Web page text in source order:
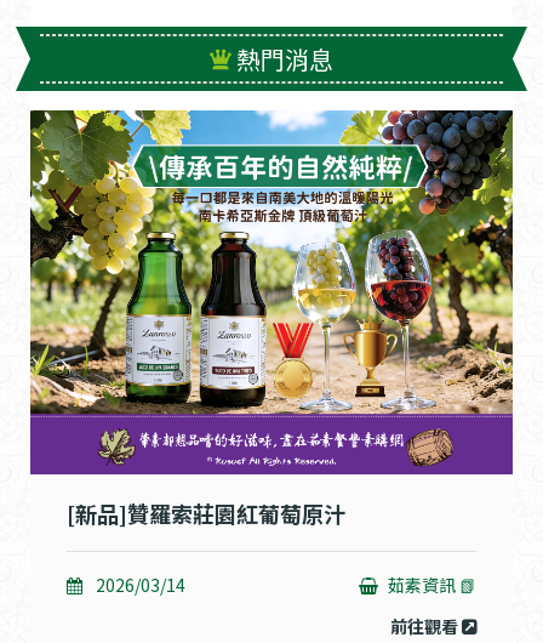
熱門消息
[新品]贊羅索莊園紅葡萄原汁
2026/03/14
茹素資訊 📗
前往觀看